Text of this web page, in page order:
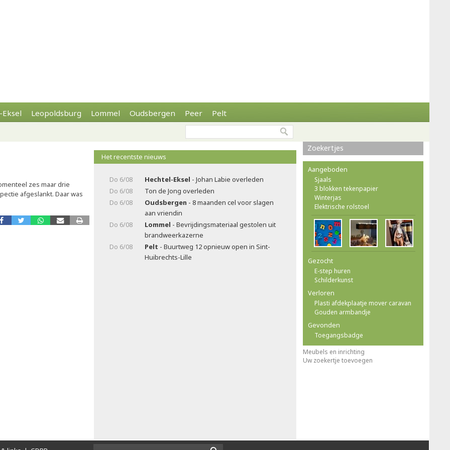
Leopoldsburg Lommel Oudsbergen Peer Pelt
zes maar drie
afgeslankt. Daar was
Het recentste nieuws
Do 6/08 Hechtel-Eksel - Johan Labie overleden
Do 6/08
Ton de Jong overleden
Do 6/08
Oudsbergen - 8 maanden cel voor slagen
aan vriendin
Do 6/08
Lommel - Bevrijdingsmateriaal gestolen uit
brandweerkazerne
Do 6/08
Pelt - Buurtweg 12 opnieuw open in Sint-
Huibrechts-Lille
Zoekertjes
Aangeboden
Sjaals
3 blokken tekenpapier
Winterjas
Elektrische rolstoel
Gezocht
E-step huren
Schilderkunst
Verloren
Plasti afdekplaatje mover caravan
Gouden armbandje
Gevonden
Toegangsbadge
Meubels en inrichting
Uw zoekertje toevoegen